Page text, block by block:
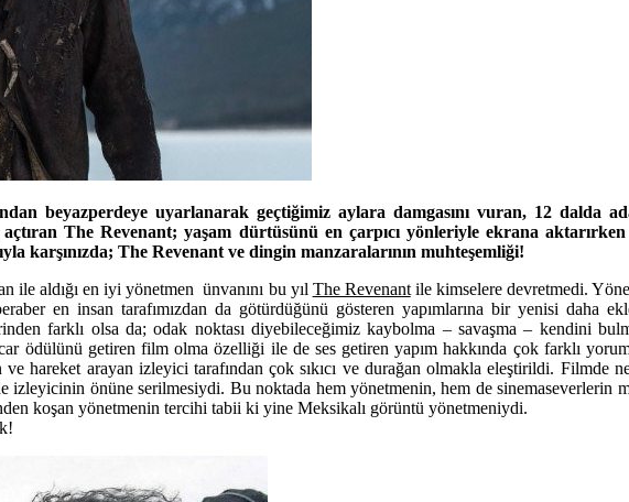
beyazperdeye uyarlanarak geçtiğimiz aylara damgasını vuran, 12 dalda
The Revenant; yaşam dürtüsünü en çarpıcı yönleriyle ekrana
karşınızda; The Revenant ve dingin manzaralarının muhteşemliği!
ile aldığı en iyi yönetmen ünvanını bu yıl The Revenantile kimselere devretmedi.
en insan tarafımızdan da götürdüğünü gösteren yapımlarına bir yenisi daha
farklı olsa da; odak noktası diyebileceğimiz kaybolma – savaşma – kendini
ödülünü getiren film olma özelliği ile de ses getiren yapım hakkında çok farklı
hareket arayan izleyici tarafından çok sıkıcı ve durağan olmakla eleştirildi. Filmde
önüne serilmesiydi. Bu noktada hem yönetmenin, hem de sinemaseverlerin
koşan yönetmenin tercihi tabii ki yine Meksikalı görüntü yönetmeniydi.